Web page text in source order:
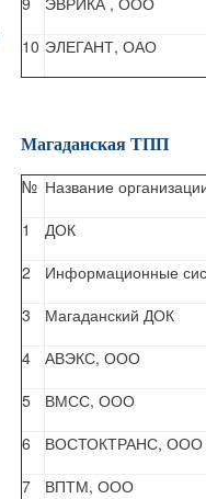
10 ЭЛЕГАНТ, ОАО
Магаданская ТПП
№ Название
1
ДОК
2
Информационные
3
Магаданский ДОК
4
АВЭКС, ООО
5
ВМСС, ООО
6
ВОСТОКТРАНС, ООО
7
ВПТМ, ООО